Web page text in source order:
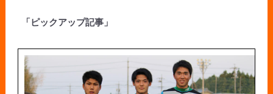
「ピックアップ記事」